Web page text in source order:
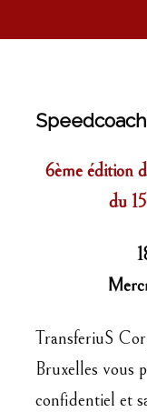
6ème édition
du
TransferiuS
Bruxelles vous
confidentiel et